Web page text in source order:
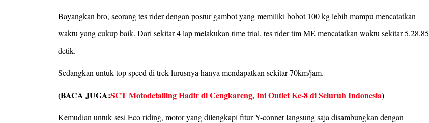
Bayangkan bro, seorang tes rider dengan postur gambot yang memiliki bobot 100 kg lebih mampu mencatatkan
waktu yang cukup baik. Dari sekitar 4 lap melakukan time trial, tes rider tim ME mencatatkan waktu sekitar 5.28.85
detik.
Sedangkan untuk top speed di trek lurusnya hanya mendapatkan sekitar 70km/jam.
(BACA JUGA:SCT Motodetailing Hadir di Cengkareng, Ini Outlet Ke-8 di Seluruh Indonesia)
Kemudian untuk sesi Eco riding, motor yang dilengkapi fitur Y-connet langsung saja disambungkan dengan